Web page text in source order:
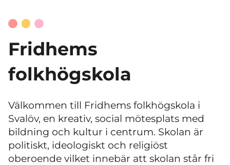
Fridhems
folkhögskola
Välkommen till Fridhems folkhögskola i
Svalöv, en kreativ, social mötesplats med
bildning och kultur i centrum. Skolan är
politiskt, ideologiskt och religiöst
oberoende vilket innebär att skolan står fri